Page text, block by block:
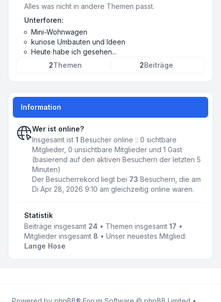
Alles was nicht in andere Themen passt.
Unterforen:
Mini-Wohnwagen
kuriose Umbauten und Ideen
Heute habe ich gesehen...
2Themen 2Beiträge
Information
Wer ist online?
Insgesamt ist 1 Besucher online :: 0 sichtbare
Mitglieder, 0 unsichtbare Mitglieder und 1 Gast
(basierend auf den aktiven Besuchern der letzten 5
Minuten)
Der Besucherrekord liegt bei 73 Besuchern, die am
Di Apr 28, 2026 9:10 am gleichzeitig online waren.
Statistik
Beiträge insgesamt 24 • Themen insgesamt 17 •
Mitglieder insgesamt 8 • Unser neuestes Mitglied:
Lange Hose